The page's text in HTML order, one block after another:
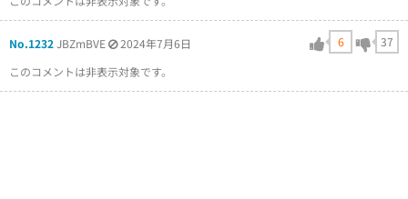
No.1232JBZmBVE 2024年7月6日 6
37
このコメントは非表示対象です。